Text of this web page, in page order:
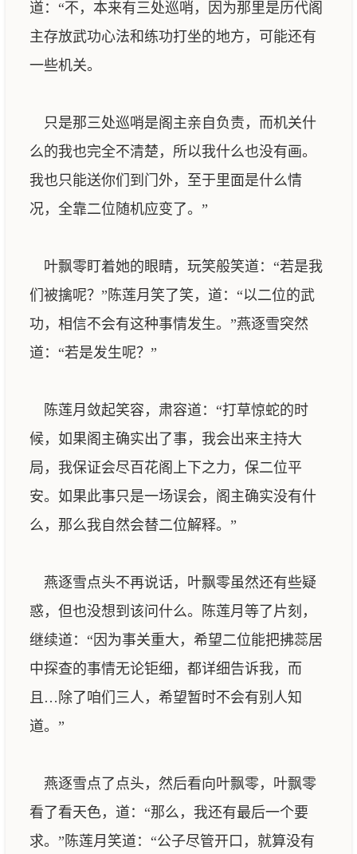
道：“不，本来有三处巡哨，因为那里是历代阁
主存放武功心法和练功打坐的地方，可能还有
一些机关。
只是那三处巡哨是阁主亲自负责，而机关什
么的我也完全不清楚，所以我什么也没有画。
我也只能送你们到门外，至于里面是什么情
况，全靠二位随机应变了。”
叶飘零盯着她的眼睛，玩笑般笑道：“若是我
们被擒呢？”陈莲月笑了笑，道：“以二位的武
功，相信不会有这种事情发生。”燕逐雪突然
道：“若是发生呢？”
陈莲月敛起笑容，肃容道：“打草惊蛇的时
候，如果阁主确实出了事，我会出来主持大
局，我保证会尽百花阁上下之力，保二位平
安。如果此事只是一场误会，阁主确实没有什
么，那么我自然会替二位解释。”
燕逐雪点头不再说话，叶飘零虽然还有些疑
惑，但也没想到该问什么。陈莲月等了片刻，
继续道：“因为事关重大，希望二位能把拂蕊居
中探查的事情无论钜细，都详细告诉我，而
且…除了咱们三人，希望暂时不会有别人知
道。”
燕逐雪点了点头，然后看向叶飘零，叶飘零
看了看天色，道：“那么，我还有最后一个要
求。”陈莲月笑道：“公子尽管开口，就算没有